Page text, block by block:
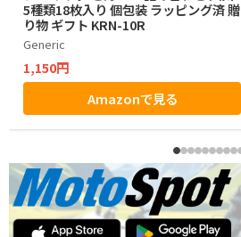
5種類18枚入り 個包装 ラッピング済 贈
り物 ギフト KRN-10R
Generic
1,150円
Amazonで見る